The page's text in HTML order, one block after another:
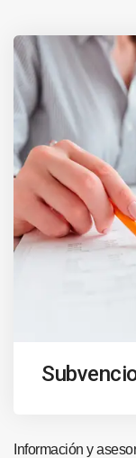
Información y